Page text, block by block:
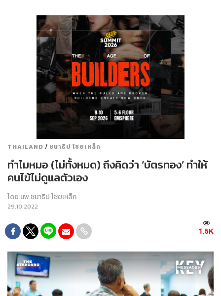
THAILAND / ชนาธิป ไชยเหล็ก
ทำไมหมอ (ไม่ทั้งหมด) ถึงคิดว่า ‘บัตรทอง’ ทำให้
คนไข้ไม่ดูแลตัวเอง
โดย นพ.ชนาธิป ไชยเหล็ก
29.10.2022
1.5K